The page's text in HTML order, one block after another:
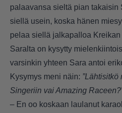
palaavansa sieltä pian takaisin
siellä usein, koska hänen
pelaa siellä jalkapalloa
Saralta on kysytty
varsinkin yhteen Sara antoi
Kysymys meni näin:
Singeriin vai Amazing
– En oo koskaan laulanut